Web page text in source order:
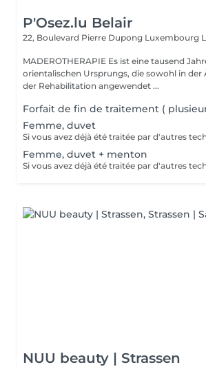
P'Osez.lu Belair
22, Boulevard Pierre Dupong Luxembourg
MADEROTHERAPIE Es ist eine tausend Jahre alte Technik
orientalischen Ursprungs, die sowohl in der
der Rehabilitation angewendet ...
Forfait de fin de traitement (
Femme, duvet
Femme, duvet + menton
NUU beauty | Strassen